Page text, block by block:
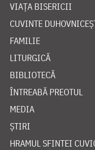
VIAȚA BISERICII
CUVINTE
FAMILIE
LITURGICĂ
BIBLIOTECĂ
ÎNTREABĂ PREOTUL
MEDIA
ȘTIRI
HRAMUL SFINTEI